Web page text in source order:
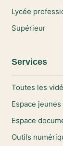
Lycée
Supérieur
Services
Toutes les
Espace
Espace
Outils